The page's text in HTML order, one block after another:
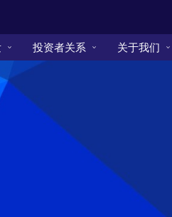
投资者关系 关于我们